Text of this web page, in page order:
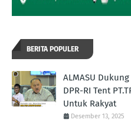
BERITA POPULER
ALMASU
DPR-RI Tent
Untuk Rakyat
Desember 13, 2025